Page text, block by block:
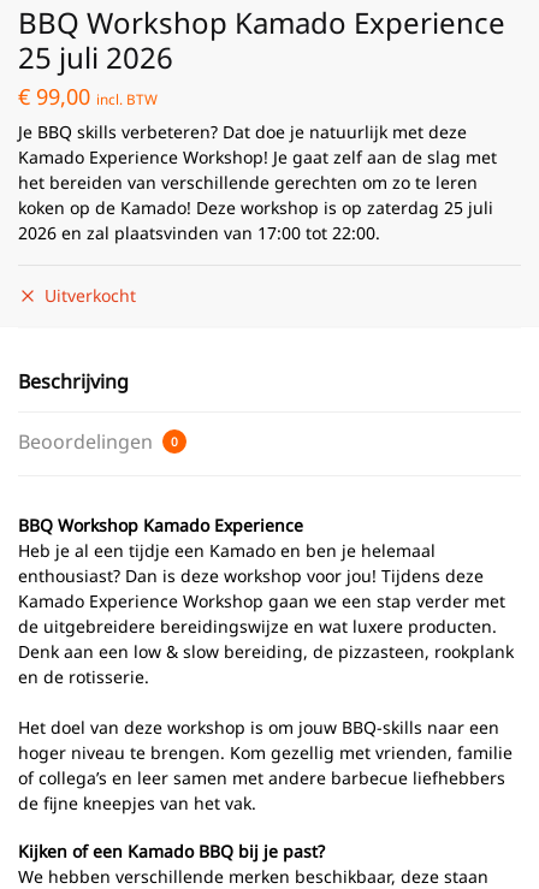
BBQ Workshop Kamado Experience
25 juli 2026
€ 99,00 incl. BTW
Je BBQ skills verbeteren? Dat doe je natuurlijk met deze
Kamado Experience Workshop! Je gaat zelf aan de slag met
het bereiden van verschillende gerechten om zo te leren
koken op de Kamado! Deze workshop is op zaterdag 25 juli
2026 en zal plaatsvinden van 17:00 tot 22:00.
Uitverkocht
Beschrijving
Beoordelingen 0
BBQ Workshop Kamado Experience
Heb je al een tijdje een Kamado en ben je helemaal
enthousiast? Dan is deze workshop voor jou! Tijdens deze
Kamado Experience Workshop gaan we een stap verder met
de uitgebreidere bereidingswijze en wat luxere producten.
Denk aan een low & slow bereiding, de pizzasteen, rookplank
en de rotisserie.
Het doel van deze workshop is om jouw BBQ-skills naar een
hoger niveau te brengen. Kom gezellig met vrienden, familie
of collega’s en leer samen met andere barbecue liefhebbers
de fijne kneepjes van het vak.
Kijken of een Kamado BBQ bij je past?
We hebben verschillende merken beschikbaar, deze staan